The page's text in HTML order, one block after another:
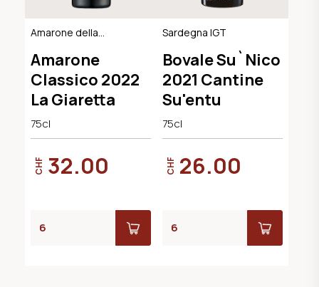
Amarone della
Classico DOCG
Amarone
Classico 2022
La Giaretta
75cl
CHF 32.00
Sardegna IGT
Bovale Su`Nico
2021 Cantine
Su'entu
75cl
CHF 26.00